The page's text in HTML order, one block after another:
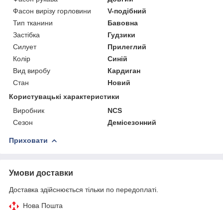
Фасон вирізу горловини
V-подібний
Тип тканини
Бавовна
Застібка
Гудзики
Силует
Прилеглий
Колір
Синій
Вид виробу
Кардиган
Стан
Новий
Користувацькi характеристики
Виробник
NCS
Сезон
Демісезонний
Приховати
Умови доставки
Доставка здійснюється тільки по передоплаті.
Нова Пошта